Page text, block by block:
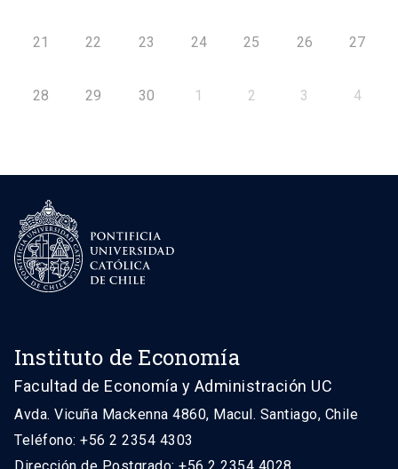
21 22 23 24 25 26 27
28 29 30 1 2 3 4
Instituto de Economía
Facultad de Economía y Administración UC
Avda. Vicuña Mackenna 4860, Macul. Santiago, Chile
Teléfono: +56 2 2354 4303